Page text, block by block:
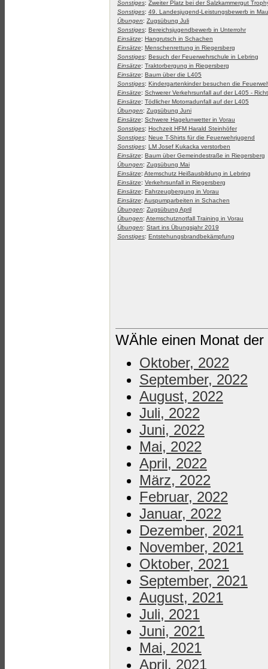
Sonstiges: Zweiter Platz bei der Salzkammergut
Sonstiges: 49. Landesjugend-Leistungsbewerb in
Übungen: Zugsübung Juli
Sonstiges: Bereichsjugendbewerb in Unterrohr
Einsätze: Hangrutsch in Schachen
Einsätze: Menschenrettung in Riegersberg
Sonstiges: Besuch der Feuerwehrschule in Lebring
Einsätze: Traktorbergung in Riegersberg
Einsätze: Baum über die L405
Sonstiges: Kindergartenkinder besuchen die
Einsätze: Schwerer Verkehrsunfall auf der L405 -
Einsätze: Tödlicher Motorradunfall auf der L405
Übungen: Zugsübung Juni
Einsätze: Schwere Hagelunwetter in Vorau
Sonstiges: Hochzeit HFM Harald Steinhöfer
Sonstiges: Neue T-Shirts für die Feuerwehrjugend
Sonstiges: LM Josef Kukacka verstorben
Einsätze: Baum über Gemeindestraße in Riegersberg
Übungen: Zugsübung Mai
Einsätze: Atemschutz Heißausbildung in Lebring
Einsätze: Verkehrsunfall in Riegersberg
Einsätze: Fahrzeugbergung in Vorau
Einsätze: Auspumparbeiten in Schachen
Übungen: Zugsübung April
Übungen: Atemschutznotfall Training in Vorau
Übungen: Start ins Übungsjahr 2019
Sonstiges: Entstehungsbrandbekämpfung
WÄhle einen Monat
Oktober, 2022
September, 2022
August, 2022
Juli, 2022
Juni, 2022
Mai, 2022
April, 2022
März, 2022
Februar, 2022
Januar, 2022
Dezember, 2021
November, 2021
Oktober, 2021
September, 2021
August, 2021
Juli, 2021
Juni, 2021
Mai, 2021
April, 2021